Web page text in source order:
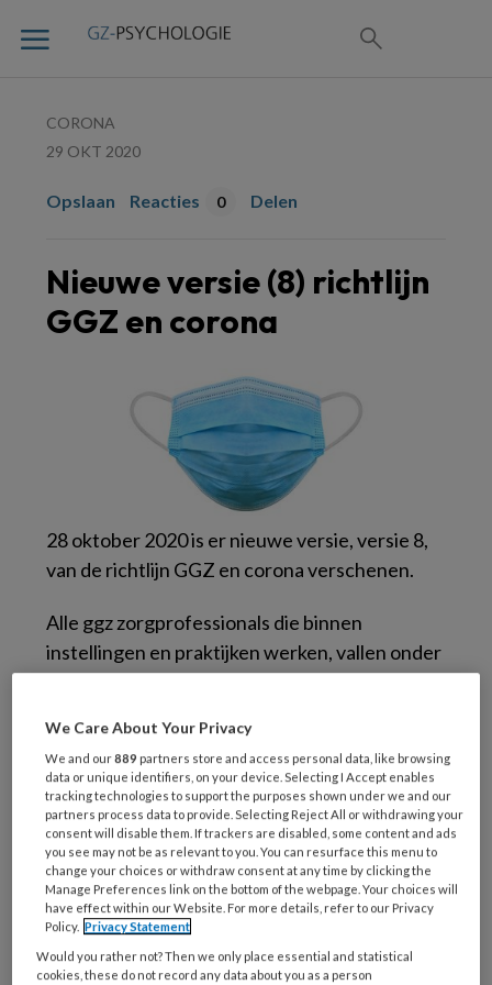
CORONA
29 OKT 2020
Opslaan Reacties 0 Delen
Nieuwe versie (8) richtlijn
GGZ en corona
28 oktober 2020 is er nieuwe versie, versie 8,
van de richtlijn GGZ en corona verschenen.
Alle ggz zorgprofessionals die binnen
instellingen en praktijken werken, vallen onder
de categorie cruciale beroepen. Het streven is
face wordt doorgezet.
Hieronder in het kort de aanpassingen
betreffende de nieuwe versie 8 van de
richtlijnen voor de ggz.
Aanbevelingen ventilatie
ParagraafDe wachtruimte en de spreekkamer
We Care About Your Privacy
We and our889 partners store and access personal data, like browsing
data or unique identifiers, on your device. Selecting I Accept enables
tracking technologies to support the purposes shown under we and our
partners process data to provide. Selecting Reject All or withdrawing your
consent will disable them. If trackers are disabled, some content and ads
you see may not be as relevant to you. You can resurface this menu to
change your choices or withdraw consent at any time by clicking the
Manage Preferences link on the bottom of the webpage. Your choices will
have effect within our Website. For more details, refer to our Privacy
Policy. Privacy Statement
Would you rather not? Then we only place essential and statistical
cookies, these do not record any data about you as a person